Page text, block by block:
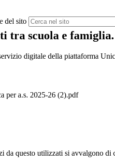
del sito
tra scuola e famiglia.
digitale della piattaforma
per a.s. 2025-26 (2).pdf
da questo utilizzati si avvalgono